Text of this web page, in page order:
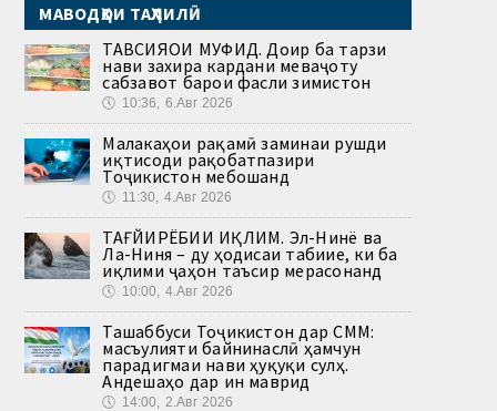
МАВОДҲОИ ТАҲЛИЛӢ
ТАВСИЯҲОИ МУФИД. Доир ба тарзи
нави захира кардани меваҷоту
сабзавот барои фасли зимистон
🕔 10:36, 6.Авг 2026
Малакаҳои рақамӣ заминаи рушди
иқтисоди рақобатпазири
Тоҷикистон мебошанд
🕔 11:30, 4.Авг 2026
ТАҒЙИРЁБИИ ИҚЛИМ. Эл-Нинё ва
Ла-Ниня – ду ҳодисаи табиие, ки ба
иқлими ҷаҳон таъсир мерасонанд
🕔 10:00, 4.Авг 2026
Ташаббуси Тоҷикистон дар СММ:
масъулияти байнинаслӣ ҳамчун
парадигмаи нави ҳуқуқи сулҳ.
Андешаҳо дар ин маврид
🕔 14:00, 2.Авг 2026